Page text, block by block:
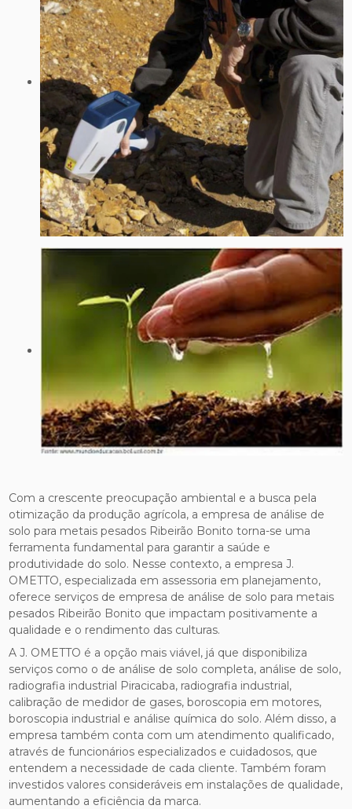
Com a crescente preocupação ambiental e a busca pela
otimização da produção agrícola, a empresa de análise de
solo para metais pesados Ribeirão Bonito torna-se uma
ferramenta fundamental para garantir a saúde e
produtividade do solo. Nesse contexto, a empresa J.
OMETTO, especializada em assessoria em planejamento,
oferece serviços de empresa de análise de solo para metais
pesados Ribeirão Bonito que impactam positivamente a
qualidade e o rendimento das culturas.
A J. OMETTO é a opção mais viável, já que disponibiliza
serviços como o de análise de solo completa, análise de solo,
radiografia industrial Piracicaba, radiografia industrial,
calibração de medidor de gases, boroscopia em motores,
boroscopia industrial e análise química do solo. Além disso, a
empresa também conta com um atendimento qualificado,
através de funcionários especializados e cuidadosos, que
entendem a necessidade de cada cliente. Também foram
investidos valores consideráveis em instalações de qualidade,
aumentando a eficiência da marca.